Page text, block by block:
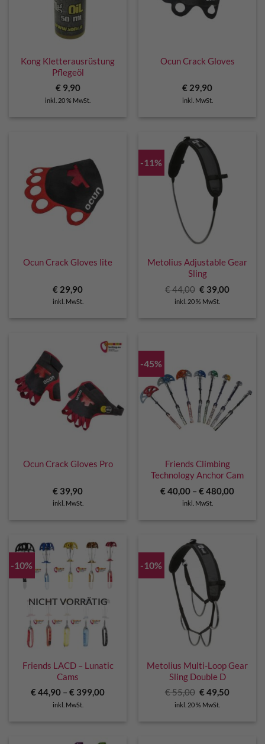
Kong Kletterausrüstung
Pflegeöl
€9,90
inkl. 20 % MwSt.
Ocun Crack Gloves
€ 29,90
inkl. MwSt.
Ocun Crack Gloves lite
€ 29,90
inkl. MwSt.
-11%
Metolius Adjustable Gear
Sling
€44,00 Ursprünglicher
Preis
war:
€ 39,00
inkl. 20 % MwSt.
Ocun Crack Gloves Pro
€ 39,90
inkl. MwSt.
-45%
Friends Climbing
Technology Anchor Cam
€40,00 – €480,00
inkl. MwSt.
-10%
NICHT VORRÄTIG
Friends LACD – Lunatic
Cams
€44,90 – € 399,00
inkl. MwSt.
-10%
Metolius Multi-Loop Gear
Sling Double D
€55,00 Ursprünglicher
Preis
war:
€49,50
inkl. 20 % MwSt.